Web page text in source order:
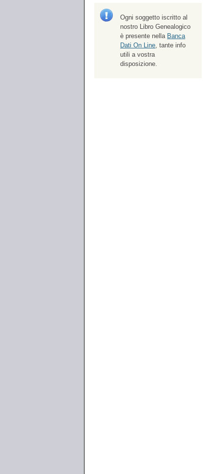
Ogni soggetto iscritto al
nostro Libro Genealogico
è presente nella Banca
Dati On Line , tante info
utili a vostra
disposizione.